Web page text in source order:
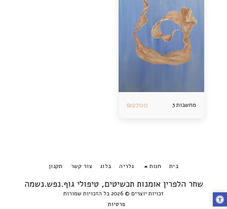
מחשבות 3 ₪2700
שחר הלפרין אומנות תכשיטים, טיפולי גוף.נפש.נשמה
זכויות יוצרים © 2026 כל הזכויות שמורות
פרטיות
בית חנות גלריה בלוג צור קשר תקנון